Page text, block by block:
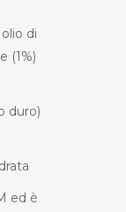
di
(1%)
duro)
ed è